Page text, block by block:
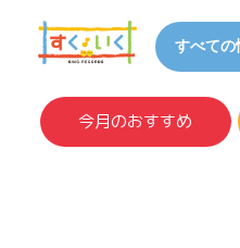
今月のおすすめ